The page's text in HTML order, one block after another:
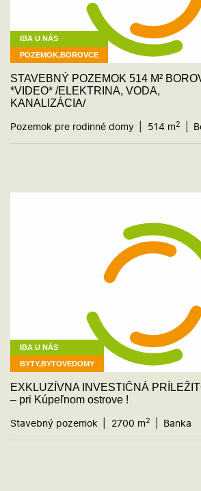
IBA U NÁS
POZEMOK,BOROVCE
STAVEBNÝ POZEMOK 514 M²
*VIDEO* /ELEKTRINA, VODA,
KANALIZÁCIA/
Pozemok pre rodinné domy
514 m2
IBA U NÁS
BYTY,BYTOVEDOMY
EXKLUZÍVNA INVESTIČNÁ
– pri Kúpeľnom ostrove !
Stavebný pozemok
2700 m2 Banka